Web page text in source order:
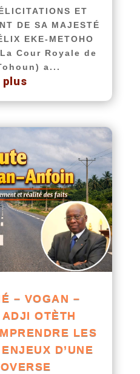
ET
DE SA MAJESTÉ
EKE-METOHO
Cour Royale de
a...
plus
– VOGAN –
OTÈTH
LES
D’UNE